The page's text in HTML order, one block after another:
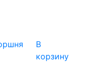
В
корзину